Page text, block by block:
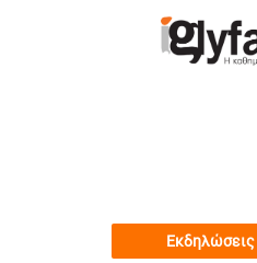
Εκδηλώσεις